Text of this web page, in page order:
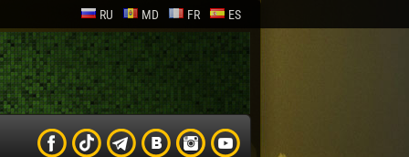
RU MD FR ES